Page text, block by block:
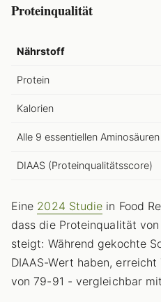
Proteinqualität
Nährstoff
Protein
Kalorien
Alle 9 essentiellen Aminosäuren
DIAAS (Proteinqualitätsscore)
Eine 2024 Studie in Food
dass die Proteinqualität
steigt: Während gekochte
DIAAS-Wert haben,
von 79-91 - vergleichbar